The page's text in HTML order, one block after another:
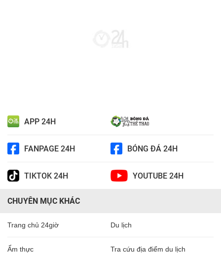
APP 24H
FANPAGE 24H BÓNG ĐÁ 24H
TIKTOK 24H YOUTUBE 24H
CHUYÊN MỤC KHÁC
Trang chủ 24giờ Du lịch
Ẩm thực Tra cứu địa điểm du lịch